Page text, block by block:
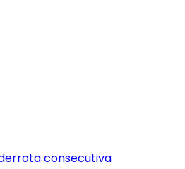
consecutiva